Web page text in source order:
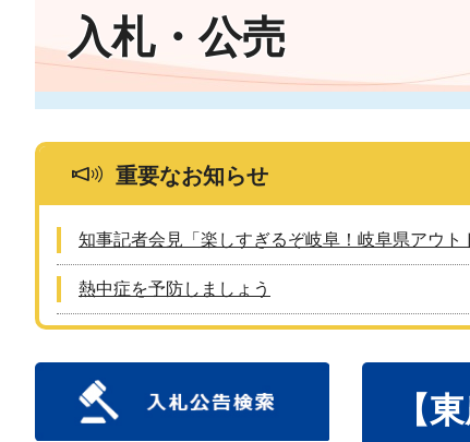
入札・公売
重要なお知らせ
知事記者会見「楽しすぎるぞ岐阜！岐阜県アウ
熱中症を予防しましょう
【